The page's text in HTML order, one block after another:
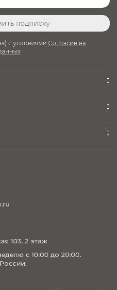
подписку
с условиями Согласие на
103, 2 этаж
с 10:00 до 20:00.